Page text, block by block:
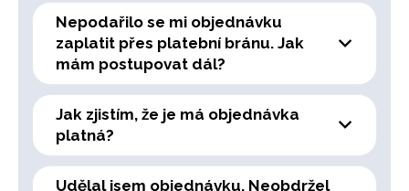
Nepodařilo se mi objednávku
zaplatit přes platební bránu. Jak
mám postupovat dál?
Jak zjistím, že je má objednávka
platná?
Udělal jsem objednávku. Neobdržel